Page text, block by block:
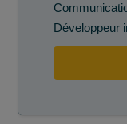
Développeur